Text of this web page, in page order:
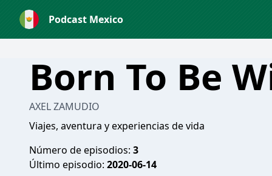
Podcast Mexico
Born To Be
AXEL ZAMUDIO
Viajes, aventura y experiencias de vida
Número de episodios: 3
Último episodio: 2020-06-14